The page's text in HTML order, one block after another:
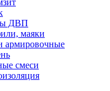
ДВП
маяки
армировочные
смеси